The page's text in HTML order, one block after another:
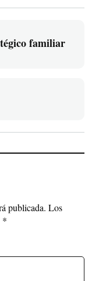
familiar
publicada. Los
*